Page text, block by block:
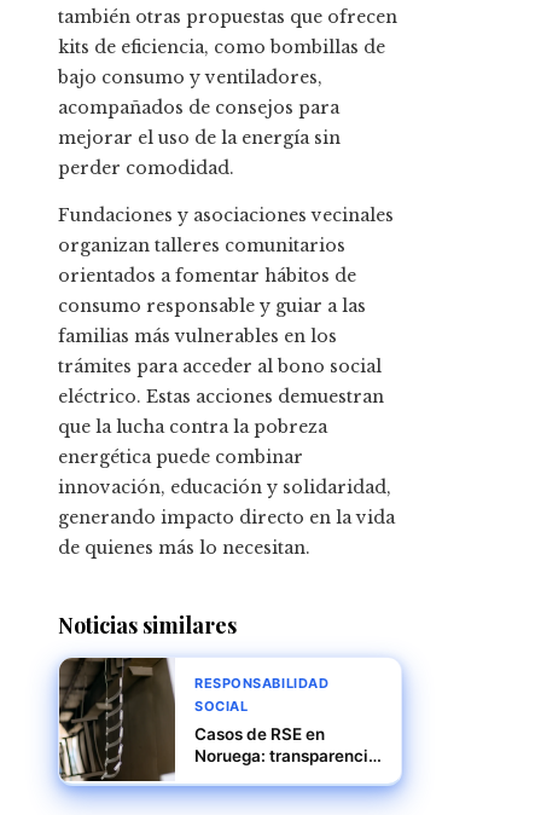
también otras propuestas que ofrecen
kits de eficiencia, como bombillas de
bajo consumo y ventiladores,
acompañados de consejos para
mejorar el uso de la energía sin
perder comodidad.
Fundaciones y asociaciones vecinales
organizan talleres comunitarios
orientados a fomentar hábitos de
consumo responsable y guiar a las
familias más vulnerables en los
trámites para acceder al bono social
eléctrico. Estas acciones demuestran
que la lucha contra la pobreza
energética puede combinar
innovación, educación y solidaridad,
generando impacto directo en la vida
de quienes más lo necesitan.
Noticias similares
RESPONSABILIDAD
SOCIAL
Casos de RSE en
Noruega: transparencia
suministro sostenibles